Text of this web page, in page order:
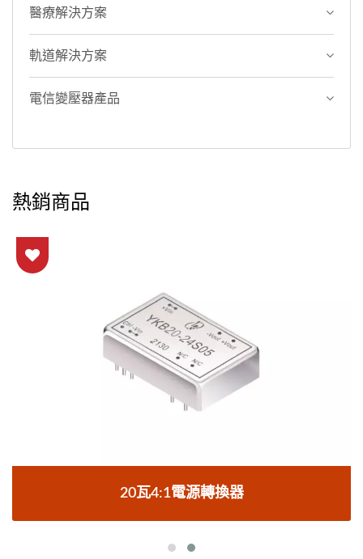
醫療解決方案
軌道解決方案
電信變壓器產品
熱銷商品
20瓦4:1電源轉換器